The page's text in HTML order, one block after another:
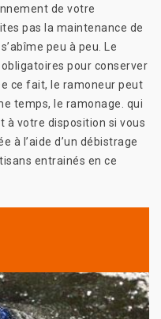
de votre
pas la maintenance de
peu à peu. Le
pour conserver
ce fait, le ramoneur peut
temps, le ramonage. qui
à votre disposition si vous
à l’aide d’un débistrage
entrainés en ce